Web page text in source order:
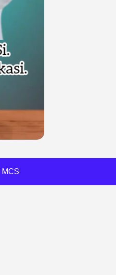
Lampaui Baku Mutu
Damai
Kualitas Air
KPK Naik